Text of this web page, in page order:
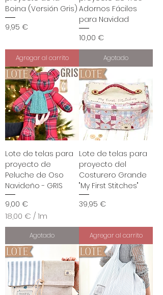
Boina (Versión Gris)
Precio
9,95 €
Agregar al carrito
Adornos Fáciles
para Navidad
Precio
10,00 €
Agotado
Lote de telas para
proyecto de
Peluche de Oso
Navideño - GRIS
Precio
9,00 €
18,00 € /1m
1
,
0
0
€
p
Agotado
Lote de telas para
proyecto del
Costurero Grande
"My First Stitches"
Precio
39,95 €
Agregar al carrito